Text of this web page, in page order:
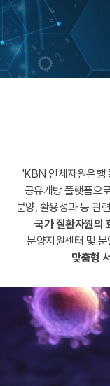
'KBN 인체자원은행'
공유개방 플랫폼으
분양, 활용성과 등 관
국가 질환자원의
분양지원센터 및
맞춤형